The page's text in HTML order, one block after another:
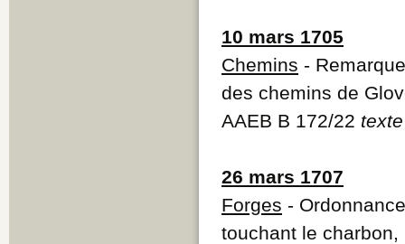
10 mars 1705
Chemins -
des chemins de
AAEB B 172/22 texte
26 mars 1707
Forges -
touchant le